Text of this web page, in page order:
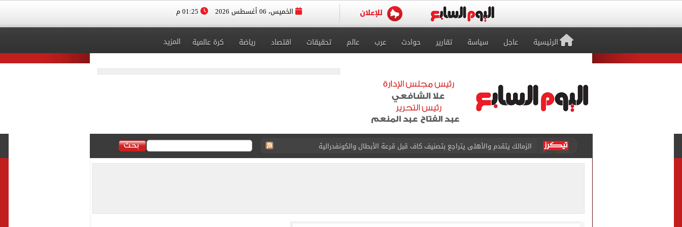
الخميس، 06 أغسطس 2026
الرئيسية عاجل سياسة تقارير حوادث عرب عالم تحقيقات اقتصاد رياضة كرة عالمية المزيد
محافظ بني سويف يعتمد نتيجة الدور الثاني للشهادة الإعدادية بنسبة 79.9%
أسعار رغيف الخبز السياحى والفينو بعد قرارات التموين الجديدة.. تفاصيل
لاعبو الأهلى فى مطار القاهرة استعدادًا للسفر إلى إسبانيا لخوض المعسكر الخارجي